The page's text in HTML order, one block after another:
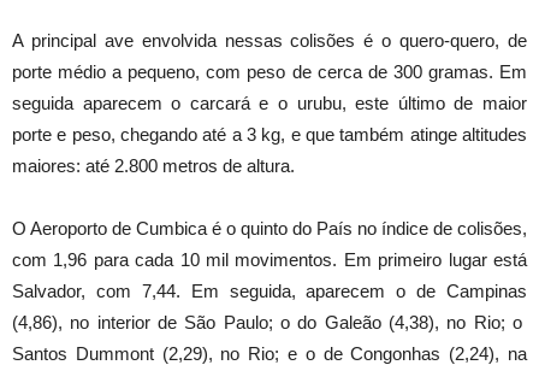
A principal ave envolvida nessas colisões é o quero-quero, de
porte médio a pequeno, com peso de cerca de 300 gramas. Em
seguida aparecem o carcará e o urubu, este último de maior
porte e peso, chegando até a 3 kg, e que também atinge altitudes
maiores: até 2.800 metros de altura.
O Aeroporto de Cumbica é o quinto do País no índice de colisões,
com 1,96 para cada 10 mil movimentos. Em primeiro lugar está
Salvador, com 7,44. Em seguida, aparecem o de Campinas
(4,86), no interior de São Paulo; o do Galeão (4,38), no Rio; o
Santos Dummont (2,29), no Rio; e o de Congonhas (2,24), na